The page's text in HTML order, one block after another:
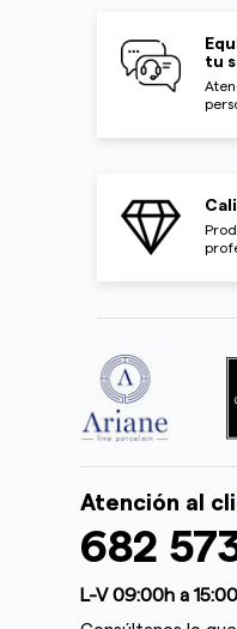
tu
Atención al
682
L-V 09:00h a